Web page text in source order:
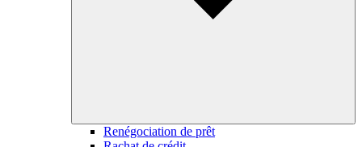
Renégociation de prêt